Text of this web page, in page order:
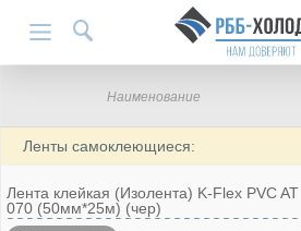
Наименование
Ленты самоклеющиеся:
Лента клейкая (Изолента) K-Flex PVC AT
070 (50мм*25м) (чер)